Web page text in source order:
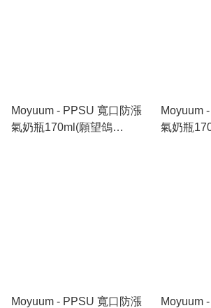
Moyuum - PPSU 寬口防漲
氣奶瓶170ml(願望鴿
Moyuum
氣奶瓶
Moyuum - PPSU 寬口防漲
Moyuum